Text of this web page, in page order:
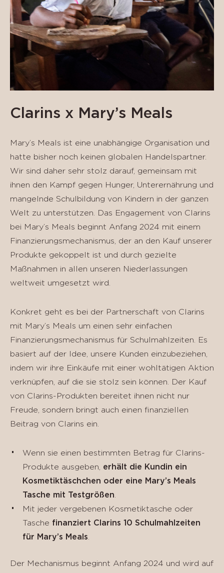
Clarins x Mary’s Meals
Mary’s Meals ist eine unabhängige Organisation und
hatte bisher noch keinen globalen Handelspartner.
Wir sind daher sehr stolz darauf, gemeinsam mit
ihnen den Kampf gegen Hunger, Unterernährung und
mangelnde Schulbildung von Kindern in der ganzen
Welt zu unterstützen. Das Engagement von Clarins
bei Mary’s Meals beginnt Anfang 2024 mit einem
Finanzierungsmechanismus, der an den Kauf unserer
Produkte gekoppelt ist und durch gezielte
Maßnahmen in allen unseren Niederlassungen
weltweit umgesetzt wird.
Konkret geht es bei der Partnerschaft von Clarins
mit Mary’s Meals um einen sehr einfachen
Finanzierungsmechanismus für Schulmahlzeiten. Es
basiert auf der Idee, unsere Kunden einzubeziehen,
indem wir ihre Einkäufe mit einer wohltätigen Aktion
verknüpfen, auf die sie stolz sein können. Der Kauf
von Clarins-Produkten bereitet ihnen nicht nur
Freude, sondern bringt auch einen finanziellen
Beitrag von Clarins ein.
Wenn sie einen bestimmten Betrag für Clarins-
Produkte ausgeben, erhält die Kundin ein
Kosmetiktäschchen oder eine Mary’s Meals
Tasche mit Testgrößen
Mit jeder vergebenen Kosmetiktasche oder
Tasche finanziert Clarins 10 Schulmahlzeiten
für Mary’s Meals
Der Mechanismus beginnt Anfang 2024 und wird auf